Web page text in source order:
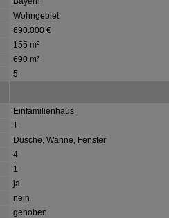
Wohngebiet
690.000 €
155 m²
690 m²
5
Einfamilienhaus
1
Dusche, Wanne, Fenster
4
1
ja
nein
gehoben